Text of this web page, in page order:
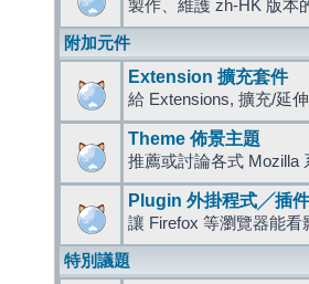
製作、維護 zh-HK 版本
附加元件
Extension 擴充套件
給 Extensions, 擴充/延
Theme 佈景主題
推薦或討論各式 Mozilla
Plugin 外掛程式╱插件
讓 Firefox 等瀏覽器能看
特別議題